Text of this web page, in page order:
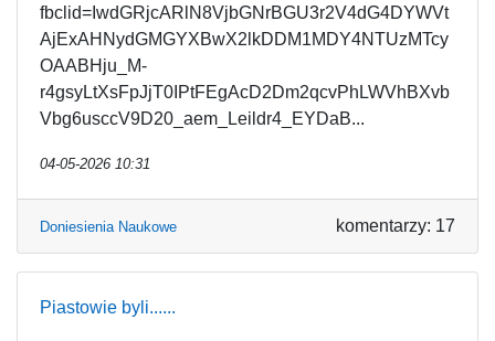
fbclid=IwdGRjcARlN8VjbGNrBGU3r2V4dG4DYWVt
AjExAHNydGMGYXBwX2lkDDM1MDY4NTUzMTcy
OAABHju_M-
r4gsyLtXsFpJjT0IPtFEgAcD2Dm2qcvPhLWVhBXvb
Vbg6usccV9D20_aem_Leildr4_EYDaB...
04-05-2026 10:31
Doniesienia Naukowe komentarzy: 17
Piastowie byli......